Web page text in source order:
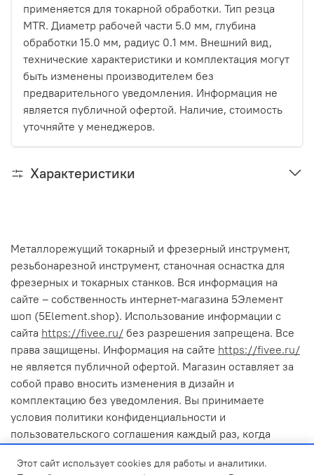
Этот сайт использует cookies для работы и аналитики.
применяется для токарной обработки. Тип резца
MTR. Диаметр рабочей части 5.0 мм, глубина
обработки 15.0 мм, радиус 0.1 мм. Внешний вид,
технические характеристики и комплектация могут
быть изменены производителем без
предварительного уведомления. Информация не
является публичной офертой. Наличие, стоимость
уточняйте у менеджеров.
Характеристики
Металлорежущий токарный и фрезерный инструмент,
резьбонарезной инструмент, станочная оснастка для
фрезерных и токарных станков. Вся информация на
сайте – собственность интернет-магазина 5Элемент
шоп (5Element.shop). Использование информации с
сайта https://fivee.ru/ без разрешения запрещена. Все
права защищены. Информация на сайте https://fivee.ru/
не является публичной офертой. Магазин оставляет за
собой право вносить изменения в дизайн и
комплектацию без уведомления. Вы принимаете
условия политики конфиденциальности и
пользовательского соглашения каждый раз, когда
на сайте 5Элемент шоп (5Element.shop). Cайт